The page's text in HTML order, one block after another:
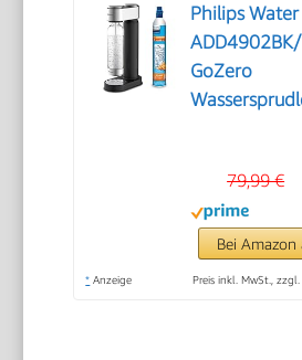
Philips Water
GoZero
79,99 €
Bei Amazon
* Anzeige Preis inkl. MwSt.,